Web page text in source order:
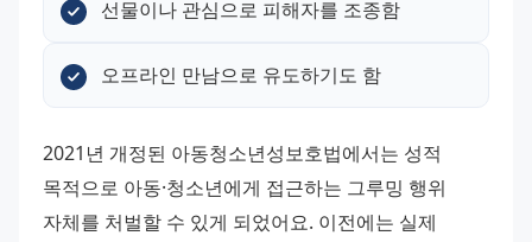
선물이나 관심으로 피해자를 조종함
오프라인 만남으로 유도하기도 함
2021년 개정된 아동청소년성보호법에서는 성적
목적으로 아동·청소년에게 접근하는 그루밍 행위
자체를 처벌할 수 있게 되었어요. 이전에는 실제